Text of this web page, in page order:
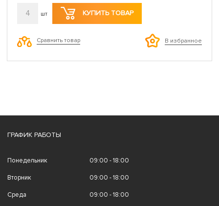
4 шт КУПИТЬ ТОВАР
Сравнить товар В избранное
ГРАФИК РАБОТЫ
Понедельник 09:00 - 18:00
Вторник 09:00 - 18:00
Среда 09:00 - 18:00